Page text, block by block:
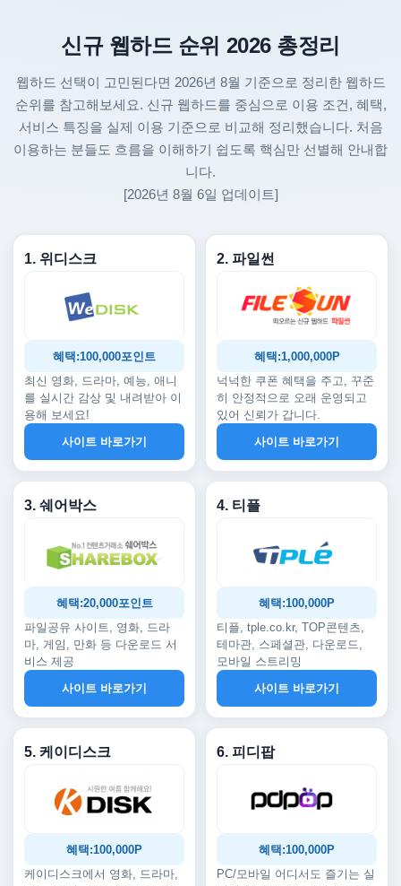
신규 웹하드 순위 2026 총정리
웹하드 선택이 고민된다면 2026년 8월 기준으로 정리한 웹하드
순위를 참고해보세요. 신규 웹하드를 중심으로 이용 조건, 혜택,
서비스 특징을 실제 이용 기준으로 비교해 정리했습니다. 처음
이용하는 분들도 흐름을 이해하기 쉽도록 핵심만 선별해 안내합
니다.
[2026년 8월 6일 업데이트]
1. 위디스크
혜택:100,000포인트
최신 영화, 드라마, 예능, 애니
를 실시간 감상 및 내려받아 이
용해 보세요!
사이트 바로가기
2. 파일썬
혜택:1,000,000P
넉넉한 쿠폰 혜택을 주고, 꾸준
히 안정적으로 오래 운영되고
있어 신뢰가 갑니다.
사이트 바로가기
3. 쉐어박스
혜택:20,000포인트
파일공유 사이트, 영화, 드라
마, 게임, 만화 등 다운로드 서
비스 제공
사이트 바로가기
4. 티플
혜택:100,000P
티플, tple.co.kr, TOP콘텐츠,
테마관, 스페셜관, 다운로드,
모바일 스트리밍
사이트 바로가기
5. 케이디스크
혜택:100,000P
케이디스크에서 영화, 드라마,
6. 피디팝
혜택:100,000P
PC/모바일 어디서도 즐기는 실